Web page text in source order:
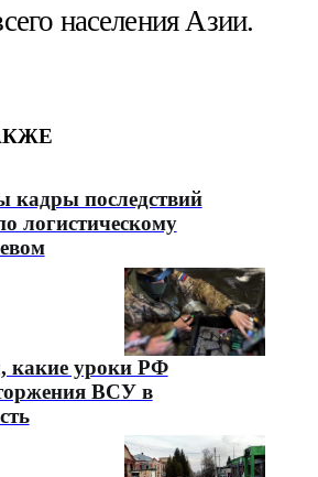
населения Азии.
кадры последствий
логистическому
какие уроки РФ
ВСУ в